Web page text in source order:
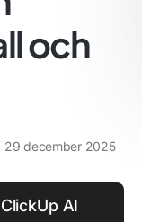
och
29 december 2025
AI